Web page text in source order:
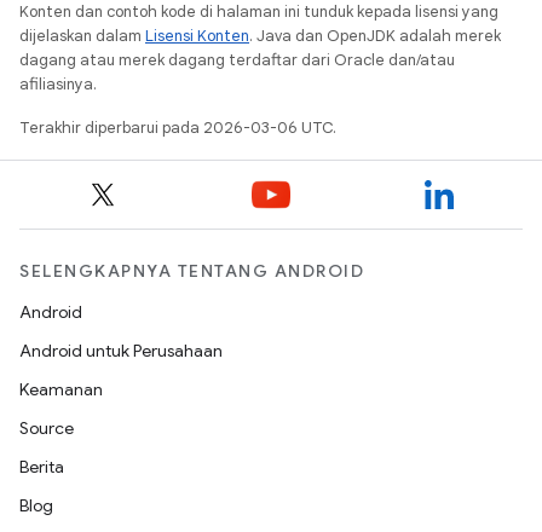
Konten dan contoh kode di halaman ini tunduk kepada lisensi yang
dijelaskan dalam Lisensi Konten. Java dan OpenJDK adalah merek
dagang atau merek dagang terdaftar dari Oracle dan/atau
afiliasinya.
Terakhir diperbarui pada 2026-03-06 UTC.
SELENGKAPNYA TENTANG ANDROID
Android
Android untuk Perusahaan
Keamanan
Source
Berita
Blog